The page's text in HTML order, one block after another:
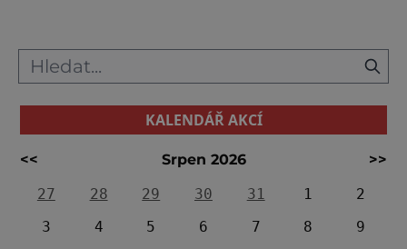
KALENDÁŘ AKCÍ
<< Srpen 2026
>>
27
28 29 30 31 1
2
3
4 5 6 7 8
9